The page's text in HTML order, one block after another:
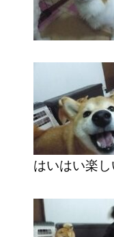
はいはい楽